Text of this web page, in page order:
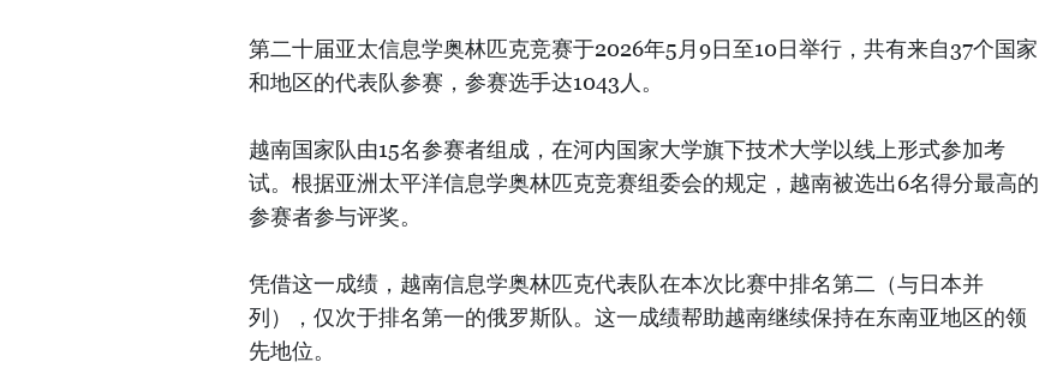
第二十届亚太信息学奥林匹克竞赛于2026年5月9日至10日举行，共有来自37个国家
和地区的代表队参赛，参赛选手达1043人。
越南国家队由15名参赛者组成，在河内国家大学旗下技术大学以线上形式参加考
试。根据亚洲太平洋信息学奥林匹克竞赛组委会的规定，越南被选出6名得分最高的
参赛者参与评奖。
凭借这一成绩，越南信息学奥林匹克代表队在本次比赛中排名第二（与日本并
列），仅次于排名第一的俄罗斯队。这一成绩帮助越南继续保持在东南亚地区的领
先地位。